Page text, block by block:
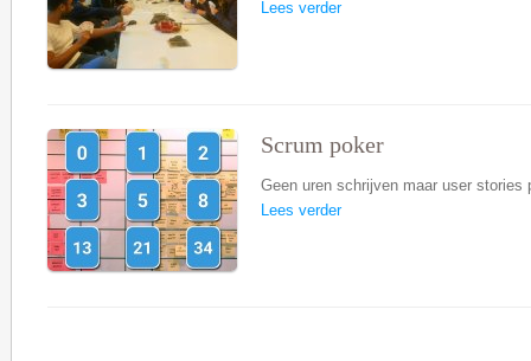
Lees verder
Scrum poker
Geen uren schrijven maar user stories
Lees verder